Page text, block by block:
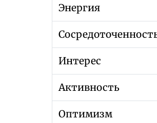
Энергия
Интерес
Активность
Оптимизм